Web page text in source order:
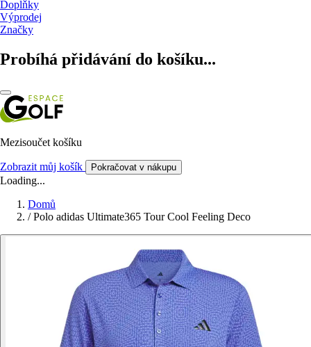
Doplňky
Výprodej
Značky
Probíhá přidávání do košíku...
Mezisoučet košíku
Zobrazit můj košík Pokračovat v nákupu
Loading...
Domů
/ Polo adidas Ultimate365 Tour Cool Feeling Deco